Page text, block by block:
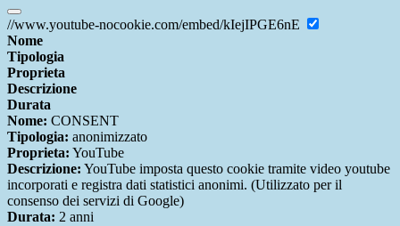
//www.youtube-nocookie.com/embed/kIejIPGE6nE
Nome
Tipologia
Proprieta
Descrizione
Durata
Nome: CONSENT
Tipologia: anonimizzato
Proprieta: YouTube
Descrizione: YouTube imposta questo cookie tramite video youtube
incorporati e registra dati statistici anonimi. (Utilizzato per il
consenso dei servizi di Google)
Durata: 2 anni